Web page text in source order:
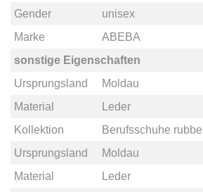
Gender
unisex
Marke
ABEBA
sonstige Eigenschaften
Ursprungsland
Moldau
Material
Leder
Kollektion
Berufsschuhe
Ursprungsland
Moldau
Material
Leder